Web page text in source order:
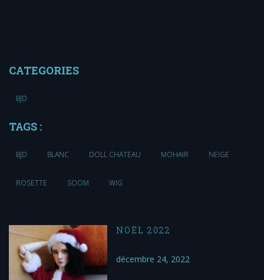
CATEGORIES
BJD
TAGS :
BJD BLANC DOLL CHATEAU MOHAIR NEIGE
ROSETTE SOOM WIG
NOËL 2022
décembre 24, 2022